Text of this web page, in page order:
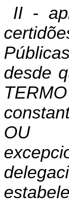
II -
desde
OU